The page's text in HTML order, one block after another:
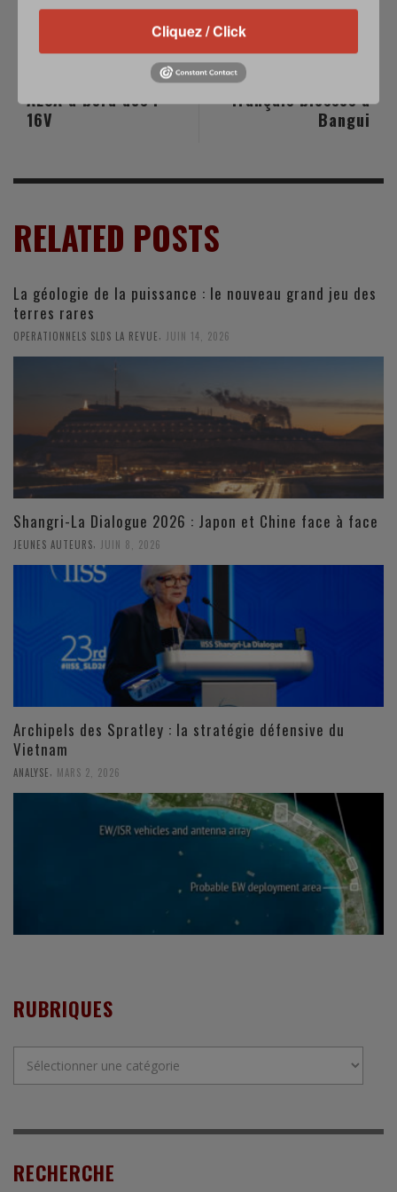
NEXT POST
français blessés à
Bangui
PREVIOUS POST
Un nouveau radar
AESA à bord des F-
16V
RELATED POSTS
La géologie de la puissance : le nouveau grand jeu des
terres rares
OPERATIONNELS SLDS LA REVUE, JUIN 14, 2026
Shangri-La Dialogue 2026 : Japon et Chine face à face
JEUNES AUTEURS JUIN 8, 2026
Archipels des Spratley : la stratégie défensive du
Vietnam
ANALYSE MARS 2, 2026
RUBRIQUES
RECHERCHE
Cliquez / Click